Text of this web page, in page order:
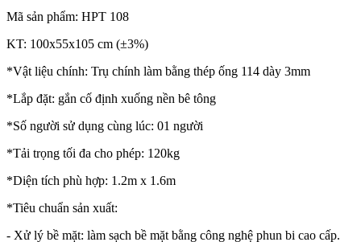
Mã sản phẩm: HPT 108
KT: 100x55x105 cm (±3%)
*Vật liệu chính: Trụ chính làm bằng thép ống 114 dày 3mm
*Lắp đặt: gắn cố định xuống nền bê tông
*Số người sử dụng cùng lúc: 01 người
*Tải trọng tối đa cho phép: 120kg
*Diện tích phù hợp: 1.2m x 1.6m
*Tiêu chuẩn sản xuất:
- Xử lý bề mặt: làm sạch bề mặt bằng công nghệ phun bi cao cấp.